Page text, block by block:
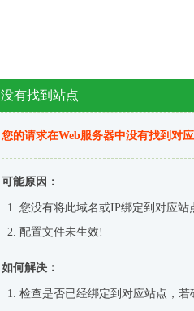
没有找到站点
您的请求在Web服务器中没有找到对
可能原因：
您没有将此域名或IP绑定到对应站
配置文件未生效!
如何解决：
检查是否已经绑定到对应站点，